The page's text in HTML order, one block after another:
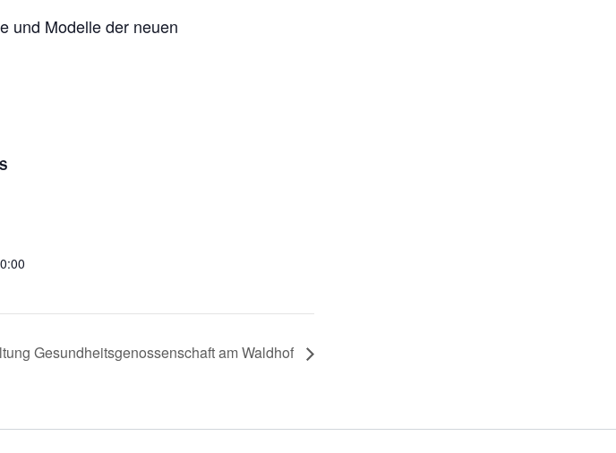
und Modelle der neuen
Gesundheitsgenossenschaft am Waldhof